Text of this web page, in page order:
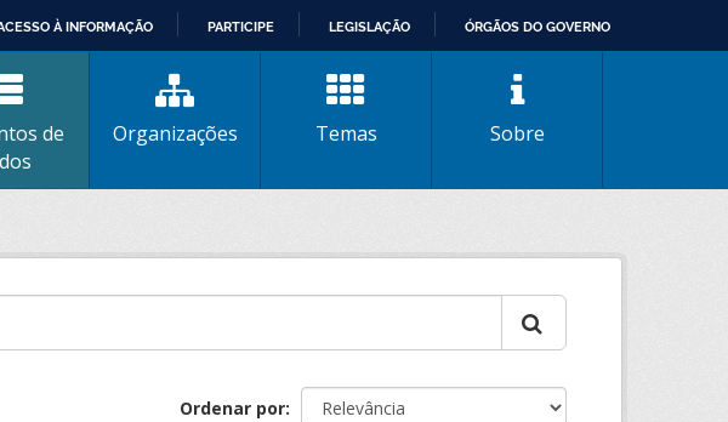
À INFORMAÇÃO PARTICIPE LEGISLAÇÃO ÓRGÃOS DO GOVERNO
de
Organizações Temas Sobre
Ordenar por